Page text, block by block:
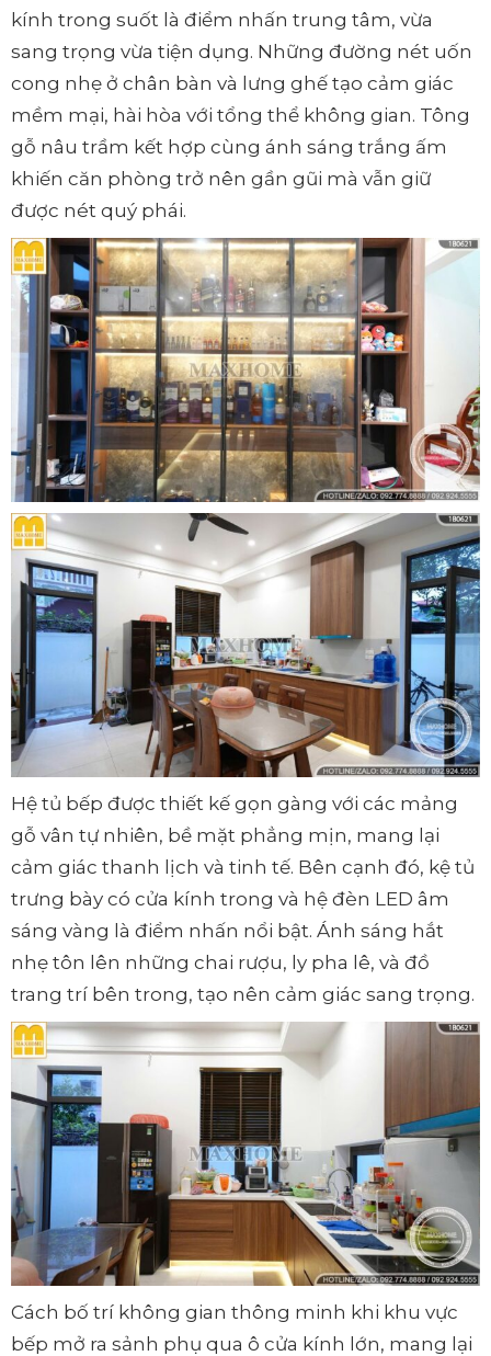
kính trong suốt là điểm nhấn trung tâm, vừa
sang trọng vừa tiện dụng. Những đường nét uốn
cong nhẹ ở chân bàn và lưng ghế tạo cảm giác
mềm mại, hài hòa với tổng thể không gian. Tông
gỗ nâu trầm kết hợp cùng ánh sáng trắng ấm
khiến căn phòng trở nên gần gũi mà vẫn giữ
được nét quý phái.
Hệ tủ bếp được thiết kế gọn gàng với các mảng
gỗ vân tự nhiên, bề mặt phẳng mịn, mang lại
cảm giác thanh lịch và tinh tế. Bên cạnh đó, kệ tủ
trưng bày có cửa kính trong và hệ đèn LED âm
sáng vàng là điểm nhấn nổi bật. Ánh sáng hắt
nhẹ tôn lên những chai rượu, ly pha lê, và đồ
trang trí bên trong, tạo nên cảm giác sang trọng.
Cách bố trí không gian thông minh khi khu vực
bếp mở ra sảnh phụ qua ô cửa kính lớn, mang lại